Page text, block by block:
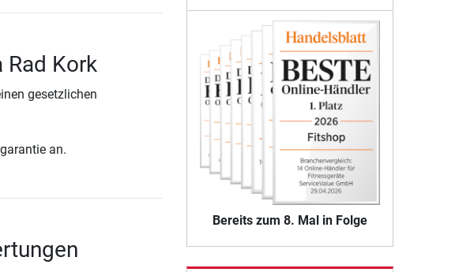
Rad Kork
gesetzlichen
an.
Bereits zum 8. Mal in Folge